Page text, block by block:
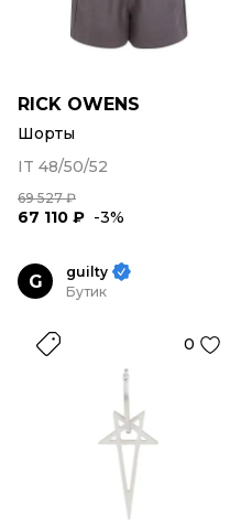
RICK OWENS
Шорты
IT 48/50/52
69 527 ₽
67 110 ₽ -3%
G
guilty
Бутик
0